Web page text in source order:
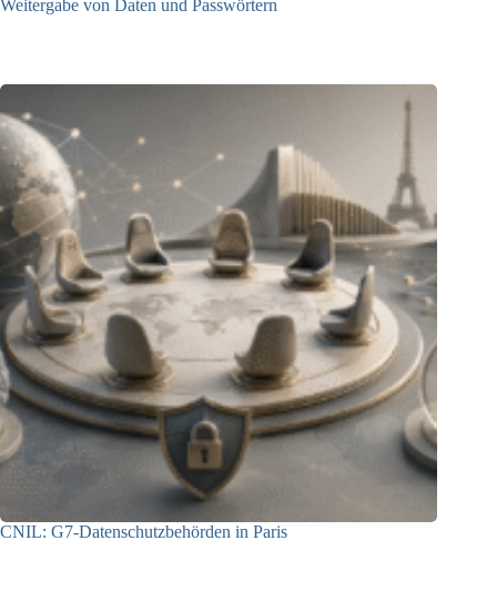
Weitergabe von Daten und Passwörtern
CNIL: G7-Datenschutzbehörden in Paris